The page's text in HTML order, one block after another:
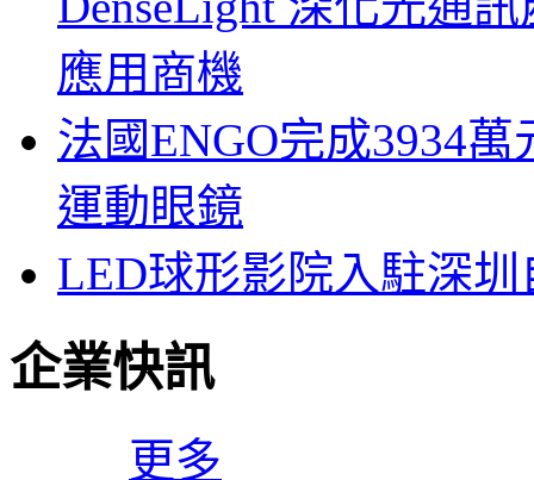
應用商機
法國ENGO完成3934
運動眼鏡
LED球形影院入駐深
企業快訊
更多